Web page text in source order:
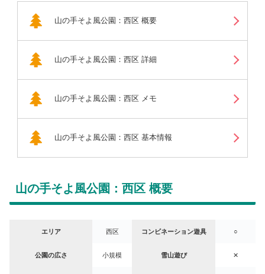
山の手そよ風公園：西区 概要
山の手そよ風公園：西区 詳細
山の手そよ風公園：西区 メモ
山の手そよ風公園：西区 基本情報
山の手そよ風公園：西区 概要
エリア 西区 コンビネーション遊具 ○
公園の広さ 小規模 雪山遊び ✕